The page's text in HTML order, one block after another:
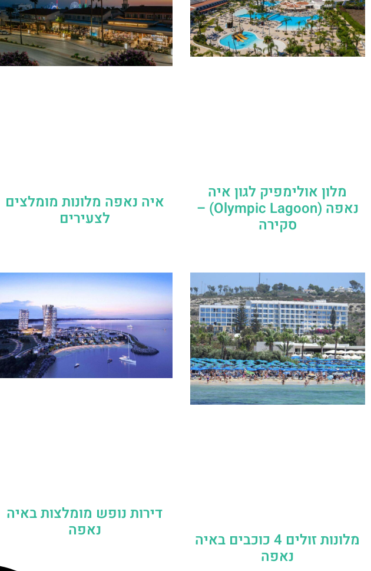
מלון אולימפיק לגון איה
נאפה (Olympic Lagoon) –
סקירה
איה נאפה מלונות מומלצים
לצעירים
מלונות זולים 4 כוכבים באיה
נאפה
דירות נופש מומלצות באיה
נאפה